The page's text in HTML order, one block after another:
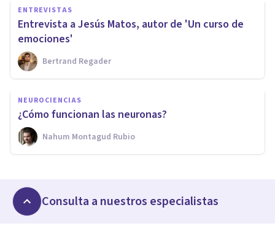
ENTREVISTAS
Entrevista a Jesús Matos, autor de 'Un curso de
emociones'
Bertrand Regader
NEUROCIENCIAS
¿Cómo funcionan las neuronas?
Nahum Montagud Rubio
Consulta a nuestros especialistas